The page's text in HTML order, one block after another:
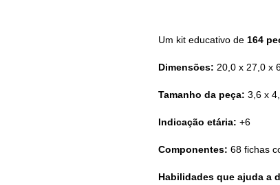
Um kit educativo de164
Dimensões: 20,0 x 27,0 x
Tamanho da peça: 3,6 x
Indicação etária: +6
Componentes: 68 fichas
Habilidades que ajuda a